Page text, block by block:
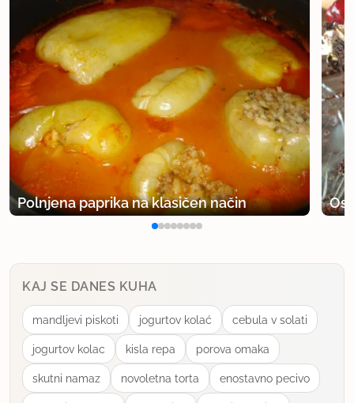
Polnjena paprika na klasičen način
KAJ SE DANES KUHA
mandljevi piskoti jogurtov kolać cebula v solati
jogurtov kolac kisla repa porova omaka
skutni namaz novoletna torta enostavno pecivo